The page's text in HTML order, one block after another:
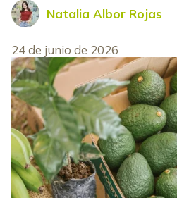
Natalia Albor Rojas
24 de junio de 2026